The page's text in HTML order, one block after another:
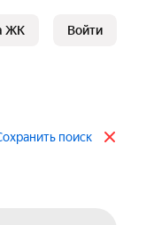
ЖК Войти
поиск